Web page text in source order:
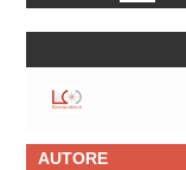
AUTORE